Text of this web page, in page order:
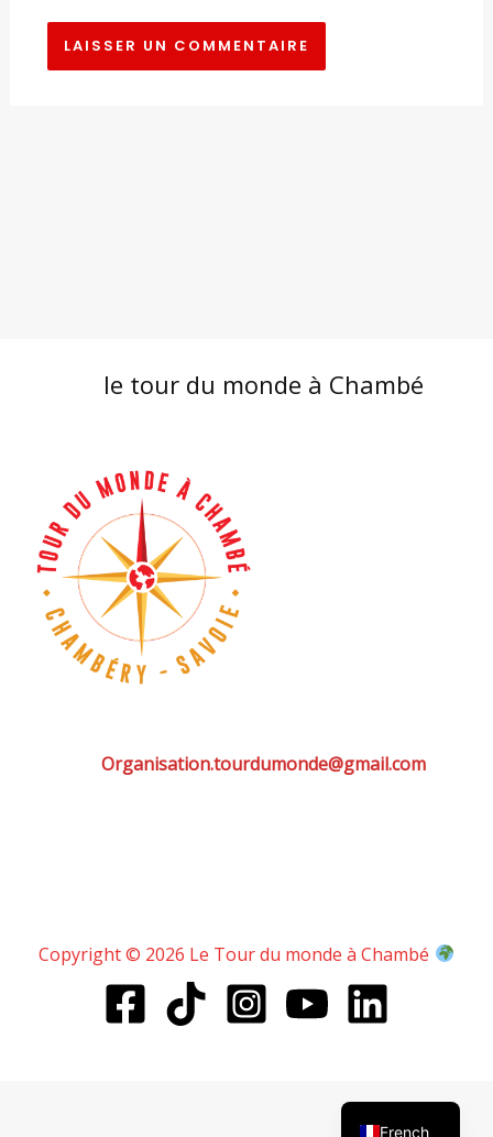
le tour du monde à Chambé
Organisation.tourdumonde@gmail.com
Copyright © 2026 Le Tour du monde à Chambé
French